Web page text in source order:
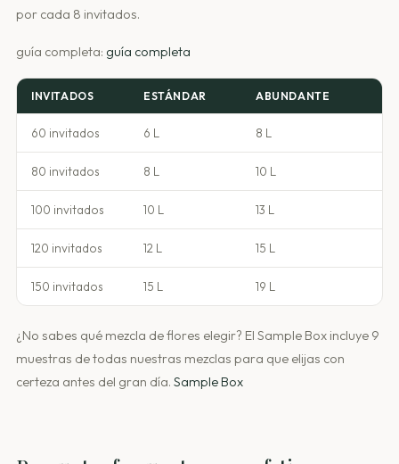
por cada 8 invitados.
guía completa: guía completa
INVITADOS ESTÁNDAR ABUNDANTE
60 invitados 6 L 8 L
80 invitados 8 L 10 L
100 invitados 10 L 13 L
120 invitados 12 L 15 L
150 invitados 15 L 19 L
¿No sabes qué mezcla de flores elegir? El Sample Box incluye 9
muestras de todas nuestras mezclas para que elijas con
certeza antes del gran día. Sample Box